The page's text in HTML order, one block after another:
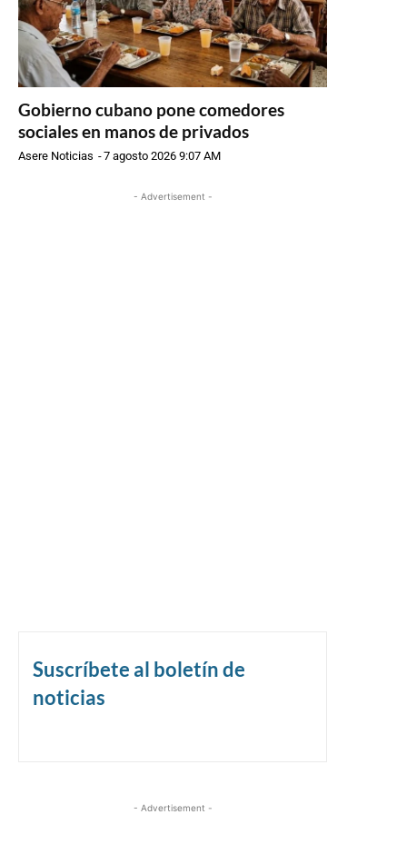
Gobierno cubano pone comedores
sociales en manos de privados
Asere Noticias -7 agosto 2026 9:07 AM
- Advertisement -
Suscríbete al boletín de
noticias
- Advertisement -